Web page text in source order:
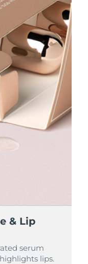
& Lip
serum
lips.